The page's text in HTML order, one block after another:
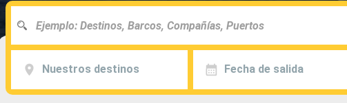
Nuestros destinos Fecha de salida